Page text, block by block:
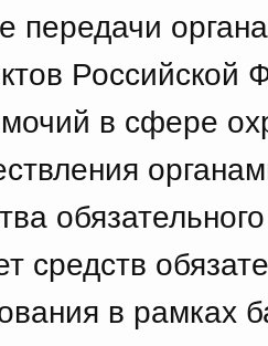
передачи
Российской
в сфере
средств
в рамках